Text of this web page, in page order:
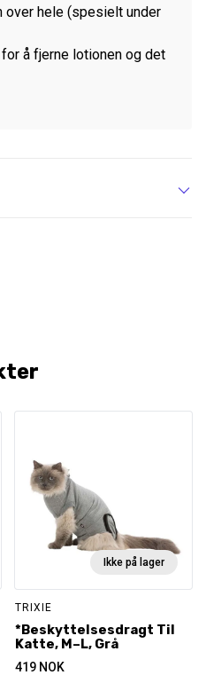
over hele (spesielt under
å fjerne lotionen og det
Ikke på lager
TRIXIE
*Beskyttelsesdragt Til
Katte, M–L, Grå
419 NOK